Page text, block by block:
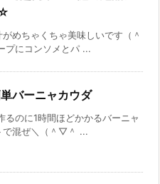
めちゃくちゃ美味しいです（＾
プにコンソメとパ ...
バーニャカウダ
るのに1時間ほどかかるバーニャ
で混ぜ＼（＾▽＾ ...